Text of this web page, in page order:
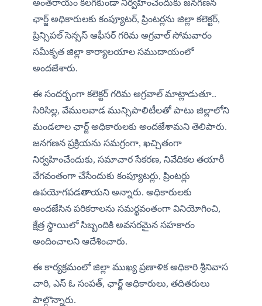
అంతరాయం కలగకుండా నిర్వహించేందుకు జనగణన
ఛార్జ్ అధికారులకు కంప్యూటర్, ప్రింటర్లను జిల్లా కలెక్టర్,
ప్రిన్సిపల్ సెన్సస్ ఆఫీసర్ గరిమ అగ్రవాల్ సోమవారం
సమీకృత జిల్లా కార్యాలయాల సముదాయంలో
అందజేశారు.
ఈ సందర్భంగా కలెక్టర్ గరిమ అగ్రవాల్ మాట్లాడుతూ..
సిరిసిల్ల, వేములవాడ మున్సిపాలిటీలతో పాటు జిల్లాలోని
మండలాల ఛార్జ్ అధికారులకు అందజేశామని తెలిపారు.
జనగణన ప్రక్రియను సమగ్రంగా, ఖచ్చితంగా
నిర్వహించేందుకు, సమాచార సేకరణ, నివేదికల తయారీ
వేగవంతంగా చేసేందుకు కంప్యూటర్లు, ప్రింటర్లు
ఉపయోగపడతాయని అన్నారు. అధికారులకు
అందజేసిన పరికరాలను సమర్థవంతంగా వినియోగించి,
క్షేత్ర స్థాయిలో సిబ్బందికి అవసరమైన సహకారం
అందించాలని ఆదేశించారు.
ఈ కార్యక్రమంలో జిల్లా ముఖ్య ప్రణాళిక అధికారి శ్రీనివాస
చారి, ఎస్ ఓ సంపత్, ఛార్జ్ అధికారులు, తదితరులు
పాల్గొన్నారు.